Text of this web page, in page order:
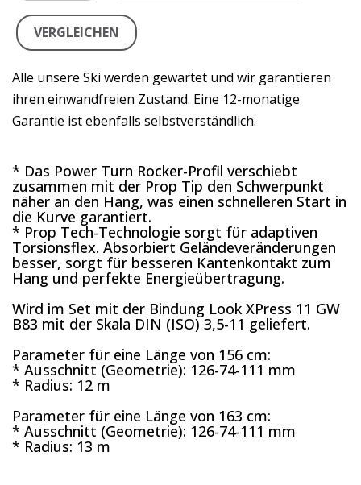
VERGLEICHEN
Alle unsere Ski werden gewartet und wir garantieren
ihren einwandfreien Zustand. Eine 12-monatige
Garantie ist ebenfalls selbstverständlich.
* Das Power Turn Rocker-Profil verschiebt
zusammen mit der Prop Tip den Schwerpunkt
näher an den Hang, was einen schnelleren Start in
die Kurve garantiert.
* Prop Tech-Technologie sorgt für adaptiven
Torsionsflex. Absorbiert Geländeveränderungen
besser, sorgt für besseren Kantenkontakt zum
Hang und perfekte Energieübertragung.
Wird im Set mit der Bindung Look XPress 11 GW
B83 mit der Skala DIN (ISO) 3,5-11 geliefert.
Parameter für eine Länge von 156 cm:
* Ausschnitt (Geometrie): 126-74-111 mm
* Radius: 12 m
Parameter für eine Länge von 163 cm:
* Ausschnitt (Geometrie): 126-74-111 mm
* Radius: 13 m